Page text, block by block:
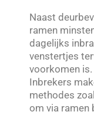
Naast
ramen
dagelijks
venstertjes
voorkomen is.
Inbrekers
methodes
om via ramen